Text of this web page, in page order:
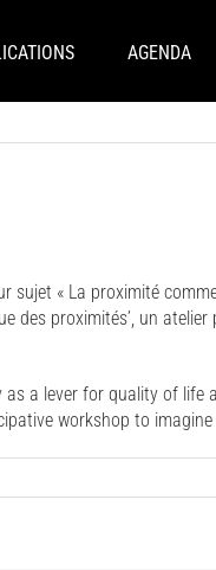
AGENDA
« La proximité
des proximités’, un
a lever for quality of life
workshop to